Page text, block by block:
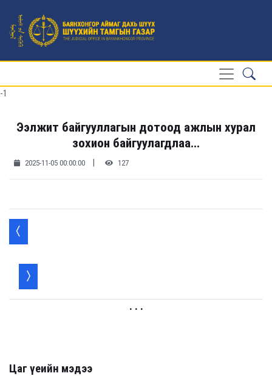
-1
Ээлжит байгууллагын дотоод ажлын хурал
зохион байгуулагдлаа...
2025-11-05 00:00:00 | 127
. . .
Цаг үеийн мэдээ